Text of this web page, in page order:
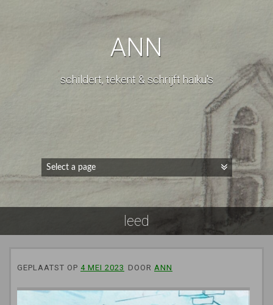
ANN
schildert, tekent & schrijft haiku's
leed
GEPLAATST OP 4 MEI 2023 DOOR ANN